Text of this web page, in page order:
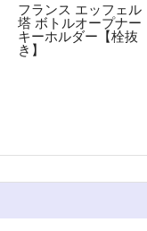
フランス エッフェル
塔 ボトルオープナー
キーホルダー【栓抜
き】